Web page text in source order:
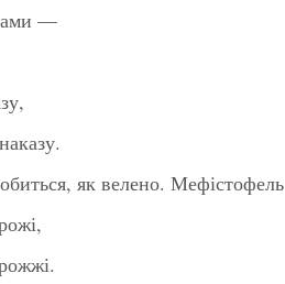
—
як велено. Мефістофель